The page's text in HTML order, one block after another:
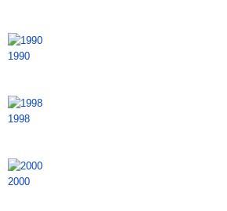
1990
1998
2000